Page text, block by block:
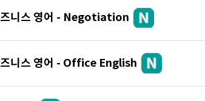
즈니스 영어 - Negotiation
니스 영어 - Office English